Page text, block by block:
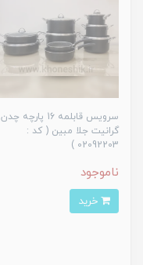
سرویس قابلمه 16 پارچه چدن
گرانیت جلا مبین ( کد :
02092203 )
ناموجود